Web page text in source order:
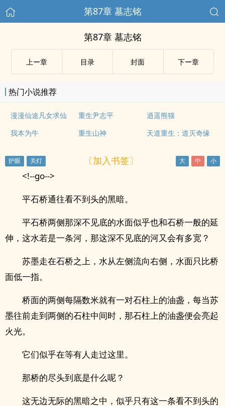
第87章 墓志铭
第87章 墓志铭
上ー章 目录 封面 下ー章
热门小说推荐
漫漫仙途凡女求仙 重生尹志平
逍遥熊猫
我本为牛
重生山神 天道重生：道灭奇缘
〔加入书签〕
<!--go-->
平石桥通往看不到头的黑暗。
平石桥两侧那深不见底的水面似乎也和石桥一般的延
伸，这水若是一条河，那这深不见底的河又会有多宽？
苏墨走在石桥之上，水从左侧流向右侧，水面只比桥
面低一指。
桥面的两侧每隔数米就有一对石柱上的油盏，每当苏
墨往前走到两侧的石柱中间时，那石柱上的油盏便会亮起
火光。
它们似乎在等有人走过这里。
那桥的尽头到底是什么呢？
这无边无际的黑暗之中，似乎只有这一条看不到头的